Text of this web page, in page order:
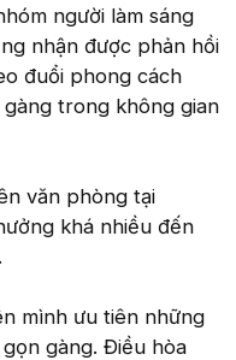
người làm sáng
nhận được phản hồi
đuổi phong cách
trong không gian
văn phòng tại
khá nhiều đến
mình ưu tiên những
gàng. Điều hòa